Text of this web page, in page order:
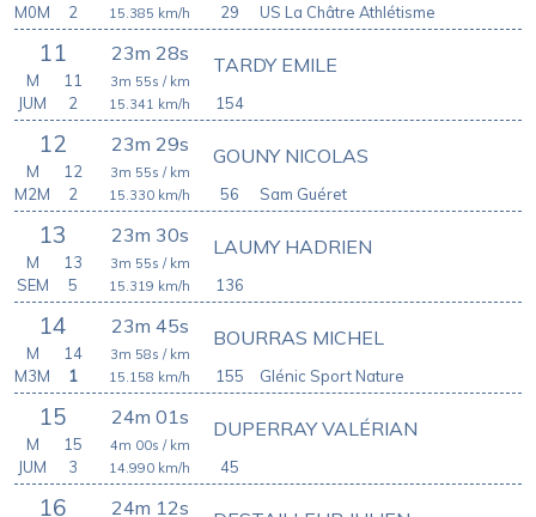
29
15.385 km/h
M0M
2 US La Châtre Athlétisme
11 23m 28s
154
TARDY EMILE
3m 55s / km
15.341 km/h
M
11
JUM
2
12 23m 29s
56
GOUNY NICOLAS
3m 55s / km
15.330 km/h
M
12
M2M
2 Sam Guéret
13 23m 30s
136
LAUMY HADRIEN
3m 55s / km
15.319 km/h
M
13
SEM
5
14 23m 45s
155
BOURRAS MICHEL
3m 58s / km
15.158 km/h
M
14
M3M
1 Glénic Sport Nature
15 24m 01s
45
DUPERRAY VALÉRIAN
4m 00s / km
14.990 km/h
M
15
JUM
3
16 24m 12s